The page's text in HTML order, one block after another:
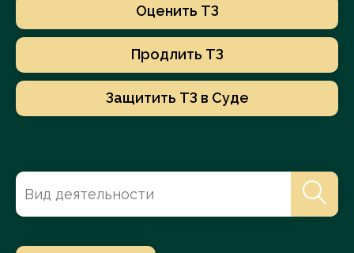
Оценить ТЗ
Продлить ТЗ
Защитить ТЗ в Суде